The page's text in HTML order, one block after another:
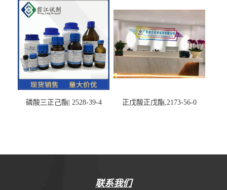
磷酸三正己酯| 2528-39-4 正戊酸正戊酯,2173-56-0
联系我们